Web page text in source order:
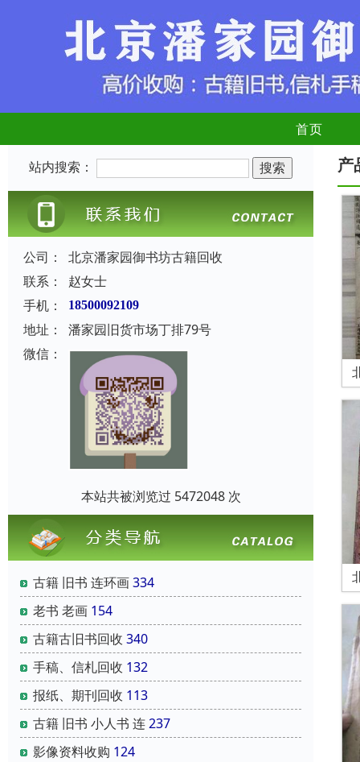
首页
站内搜索：
公司：
北京潘家园御书坊古籍回收
联系：
赵女士
手机：
18500092109
地址：
潘家园旧货市场丁排79号
微信：
本站共被浏览过 5472048 次
古籍 旧书 连环画334
老书 老画 154
古籍古旧书回收 340
手稿、信札回收 132
报纸、期刊回收 113
古籍 旧书 小人书 连237
影像资料收购 124
产